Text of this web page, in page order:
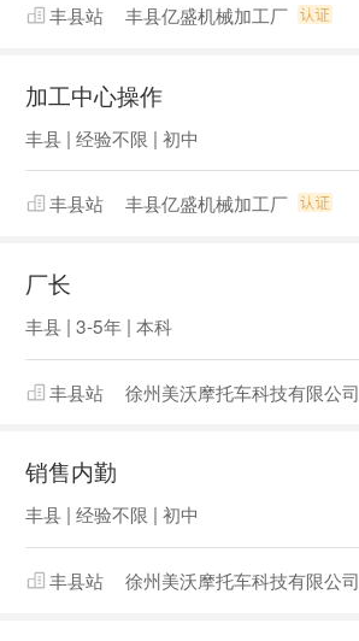
丰县站 丰县亿盛机械加工厂
加工中心操作
丰县 | 经验不限 | 初中
丰县站 丰县亿盛机械加工厂
厂长
丰县 | 3-5年 | 本科
丰县站 徐州美沃摩托车科技有限公司
销售内勤
丰县 | 经验不限 | 初中
丰县站 徐州美沃摩托车科技有限公司